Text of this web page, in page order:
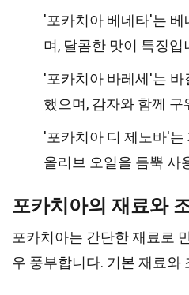
'포카치아 베네타'는
며, 달콤한 맛이 특징입
'포카치아 바레세'는
했으며, 감자와 함께 구
'포카치아 디 제노바'
올리브 오일을 듬뿍 사
포카치아의 재료와
포카치아는 간단한 재료로
우 풍부합니다. 기본 재료와